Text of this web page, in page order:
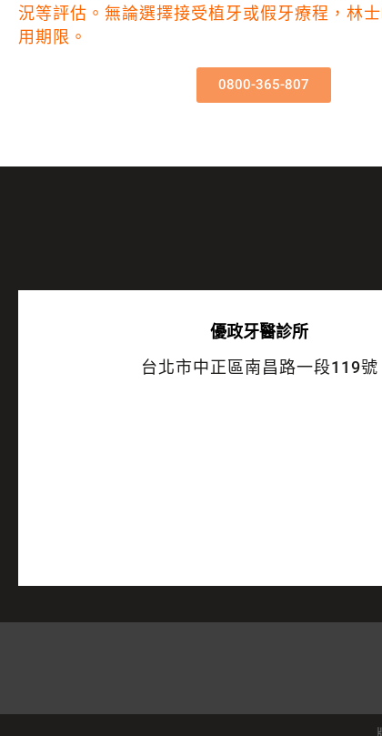
況等評估。無論選擇接受植牙或假牙療程，林
用期限。
0800-365-807
優政牙醫診所
台北市中正區南昌路一段119號